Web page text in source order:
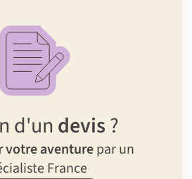
d'un devis?
votre aventurepar un
France